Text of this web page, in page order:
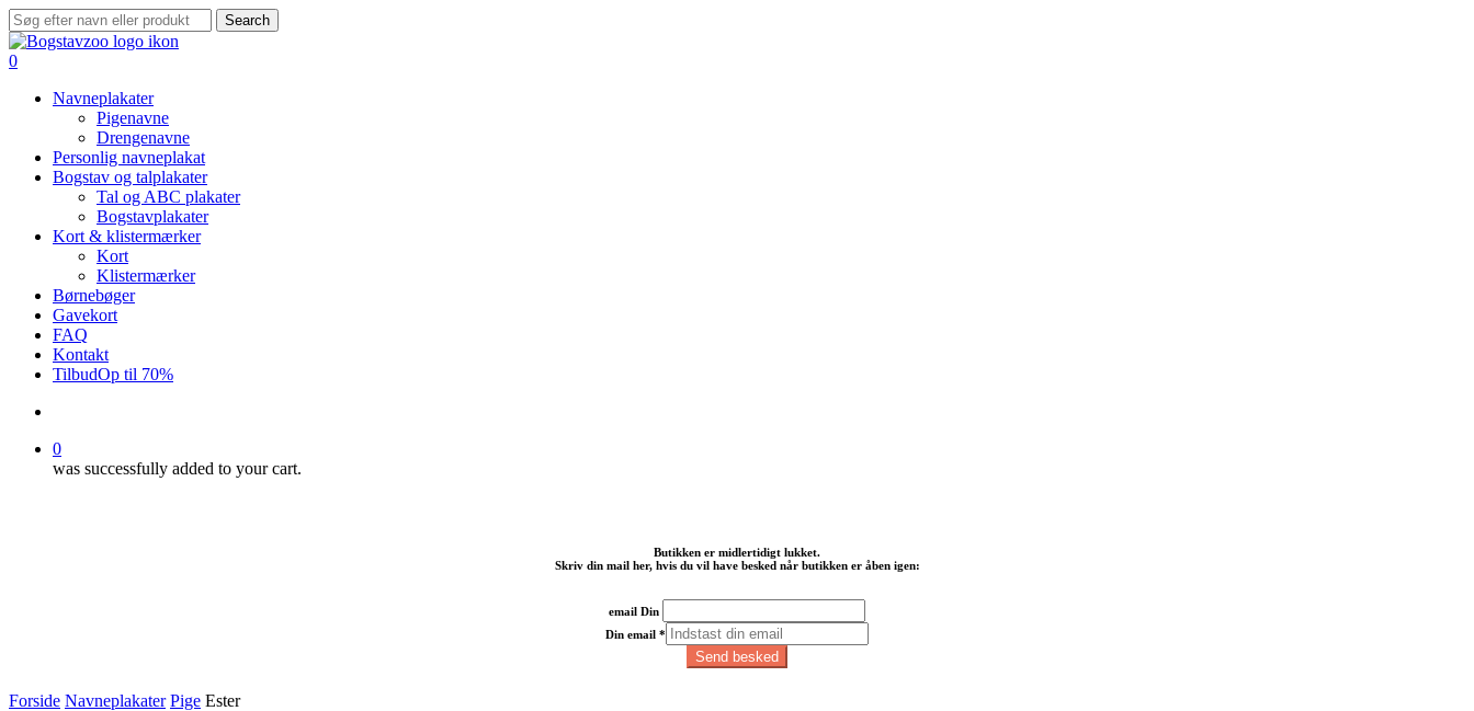
Skip
to
main
Search
Close
Search
search
0
Navneplakater
Pigenavne
Drengenavne
Personlig navneplakat
Bogstav og talplakater
Tal og ABC plakater
Bogstavplakater
Kort & klistermærker
Kort
Klistermærker
Børnebøger
Gavekort
FAQ
Kontakt
TilbudOp til 70%
0
was successfully added to your cart.
Butikken er midlertidigt lukket.
Skriv din mail her, hvis du vil have besked når butikken er åben igen:
email Din
Din email *
Send besked
Forside Navneplakater Pige Ester